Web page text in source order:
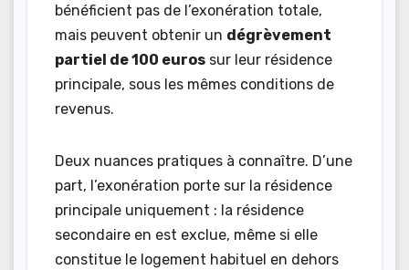
bénéficient pas de l’exonération totale,
mais peuvent obtenir un dégrèvement
partiel de 100 euros sur leur résidence
principale, sous les mêmes conditions de
revenus.
Deux nuances pratiques à connaître. D’une
part, l’exonération porte sur la résidence
principale uniquement : la résidence
secondaire en est exclue, même si elle
constitue le logement habituel en dehors